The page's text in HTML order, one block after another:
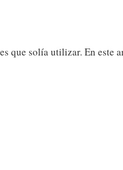
solía utilizar. En este